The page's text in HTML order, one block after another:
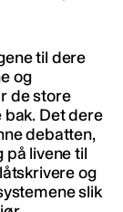
til dere
og
de store
bak. Det dere
debatten,
på livene til
og
slik